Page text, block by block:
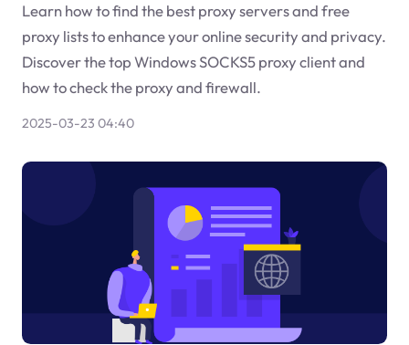
Learn how to find the best proxy servers and free
proxy lists to enhance your online security and privacy.
Discover the top Windows SOCKS5 proxy client and
how to check the proxy and firewall.
2025-03-23 04:40